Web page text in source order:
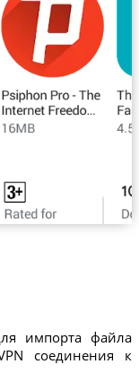
импорта файла
соединения к